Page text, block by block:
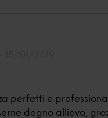
perfetti e
degno allievo,